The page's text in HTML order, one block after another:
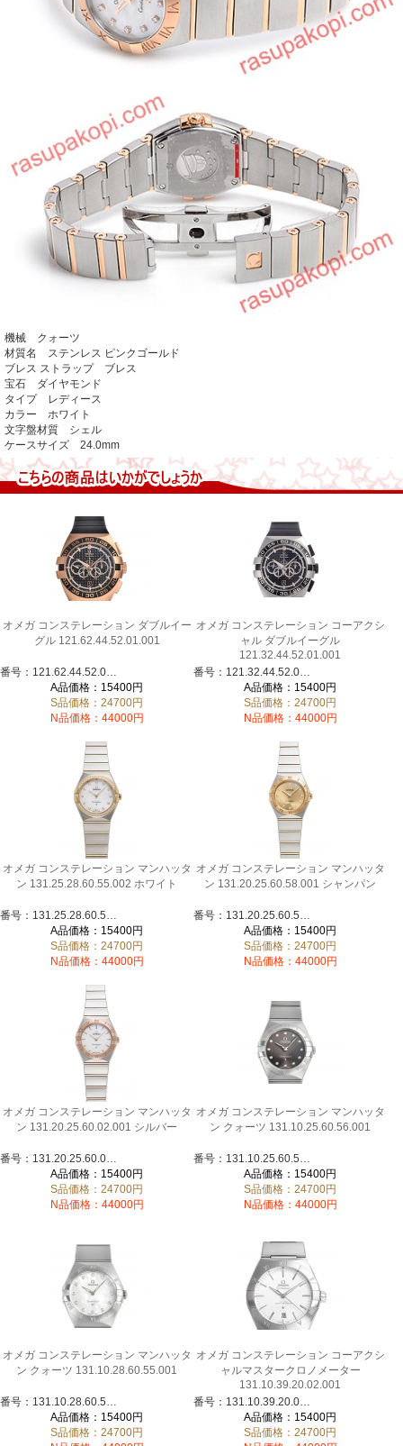
機械 クォーツ
材質名 ステンレス ピンクゴールド
ブレス ストラップ ブレス
宝石 ダイヤモンド
タイプ レディース
カラー ホワイト
文字盤材質 シェル
ケースサイズ 24.0mm
オメガ コンステレーション ダブルイー
グル 121.62.44.52.01.001
番号：121.62.44.52.01.001
A品価格：15400円
S品価格：24700円
N品価格：44000円
オメガ コンステレーション コーアクシ
ャル ダブルイーグル
121.32.44.52.01.001
番号：121.32.44.52.01.001
A品価格：15400円
S品価格：24700円
N品価格：44000円
オメガ コンステレーション マンハッタ
ン 131.25.28.60.55.002 ホワイト
番号：131.25.28.60.55.002
A品価格：15400円
S品価格：24700円
N品価格：44000円
オメガ コンステレーション マンハッタ
ン 131.20.25.60.58.001 シャンパン
番号：131.20.25.60.58.001
A品価格：15400円
S品価格：24700円
N品価格：44000円
オメガ コンステレーション マンハッタ
ン 131.20.25.60.02.001 シルバー
番号：131.20.25.60.02.001
A品価格：15400円
S品価格：24700円
N品価格：44000円
オメガ コンステレーション マンハッタ
ン クォーツ 131.10.25.60.56.001
番号：131.10.25.60.56.001
A品価格：15400円
S品価格：24700円
N品価格：44000円
オメガ コンステレーション マンハッタ
ン クォーツ 131.10.28.60.55.001
番号：131.10.28.60.55.001
A品価格：15400円
S品価格：24700円
オメガ コンステレーション コーアクシ
ャルマスタークロノメーター
131.10.39.20.02.001
番号：131.10.39.20.02.001
A品価格：15400円
S品価格：24700円